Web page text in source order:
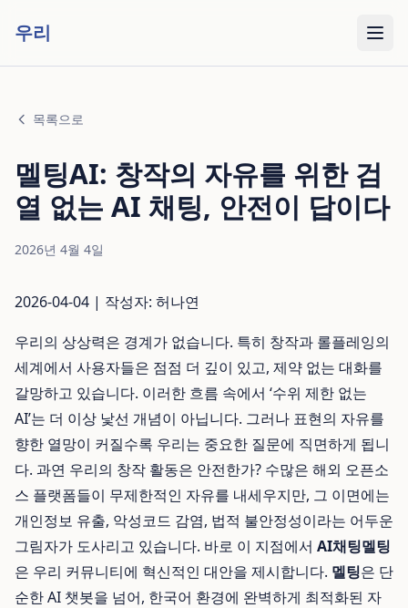
우리
목록으로
멜팅AI: 창작의 자유를 위한 검
열 없는 AI 채팅, 안전이 답이다
2026년 4월 4일
2026-04-04 | 작성자: 허나연
우리의 상상력은 경계가 없습니다. 특히 창작과 롤플레잉의
세계에서 사용자들은 점점 더 깊이 있고, 제약 없는 대화를
갈망하고 있습니다. 이러한 흐름 속에서 ‘수위 제한 없는
AI’는 더 이상 낯선 개념이 아닙니다. 그러나 표현의 자유를
향한 열망이 커질수록 우리는 중요한 질문에 직면하게 됩니
다. 과연 우리의 창작 활동은 안전한가? 수많은 해외 오픈소
스 플랫폼들이 무제한적인 자유를 내세우지만, 그 이면에는
개인정보 유출, 악성코드 감염, 법적 불안정성이라는 어두운
그림자가 도사리고 있습니다. 바로 이 지점에서 AI채팅멜팅
은 우리 커뮤니티에 혁신적인 대안을 제시합니다. 멜팅은 단
순한 AI 챗봇을 넘어, 한국어 환경에 완벽하게 최적화된 자